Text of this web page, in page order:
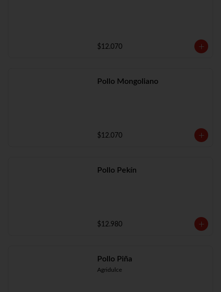
$12.070
Pollo Mongoliano
$12.070
Pollo Pekín
$12.980
Pollo Piña
Agridulce